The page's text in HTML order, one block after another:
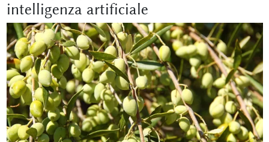
intelligenza artificiale